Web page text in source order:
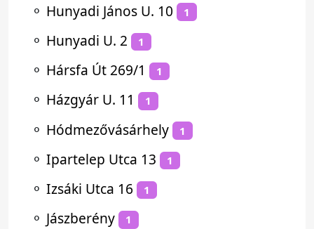
⚬ Hunyadi János U. 10 1
⚬ Hunyadi U. 2 1
⚬ Hársfa Út 269/1 1
⚬ Házgyár U. 11 1
⚬ Hódmezővásárhely 1
⚬ Ipartelep Utca 13 1
⚬ Izsáki Utca 16 1
⚬ Jászberény 1